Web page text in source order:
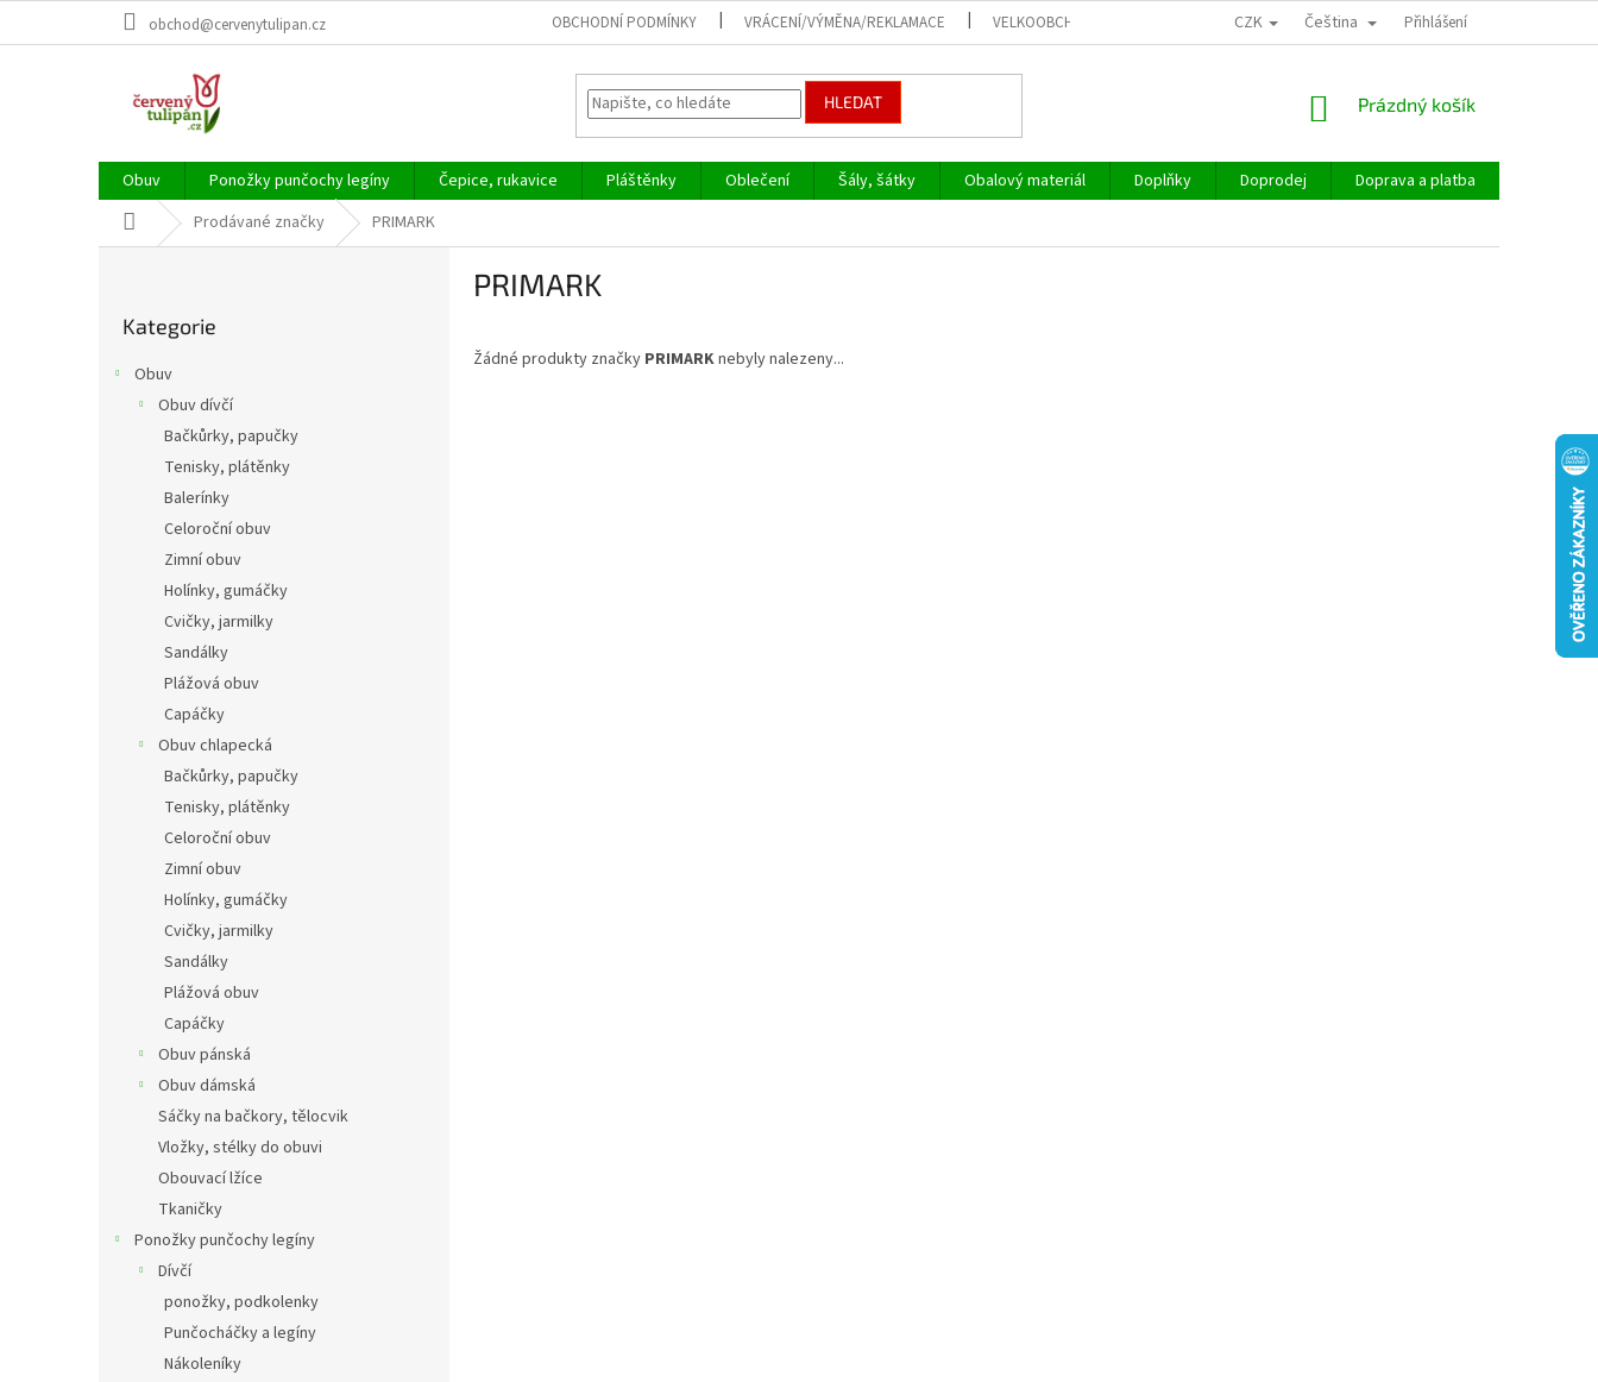
obchod@cervenytulipan.cz OBCHODNÍ PODMÍNKY VRÁCENÍ/VÝMĚNA/REKLAMACE VELKOOBCHOD CZK Čeština Přihlášení
HLEDAT
NÁKUPNÍ
Prázdný košík
Obuv Ponožky punčochy legíny Čepice, rukavice Pláštěnky Oblečení Šály, šátky Obalový materiál Doplňky Doprodej Doprava a platba
Domů Prodávané značky PRIMARK
kategorie
Kategorie
Obuv
Obuv dívčí
Bačkůrky, papučky
Tenisky, plátěnky
Balerínky
Celoroční obuv
Zimní obuv
Holínky, gumáčky
Cvičky, jarmilky
Sandálky
Plážová obuv
Capáčky
Obuv chlapecká
Bačkůrky, papučky
Tenisky, plátěnky
Celoroční obuv
Zimní obuv
Holínky, gumáčky
Cvičky, jarmilky
Sandálky
Plážová obuv
Capáčky
Obuv pánská
Obuv dámská
Sáčky na bačkory, tělocvik
Vložky, stélky do obuvi
Obouvací lžíce
Tkaničky
Ponožky punčochy legíny
Dívčí
ponožky, podkolenky
Punčocháčky a legíny
Nákoleníky
PRIMARK
Žádné produkty značky PRIMARKnebyly nalezeny...